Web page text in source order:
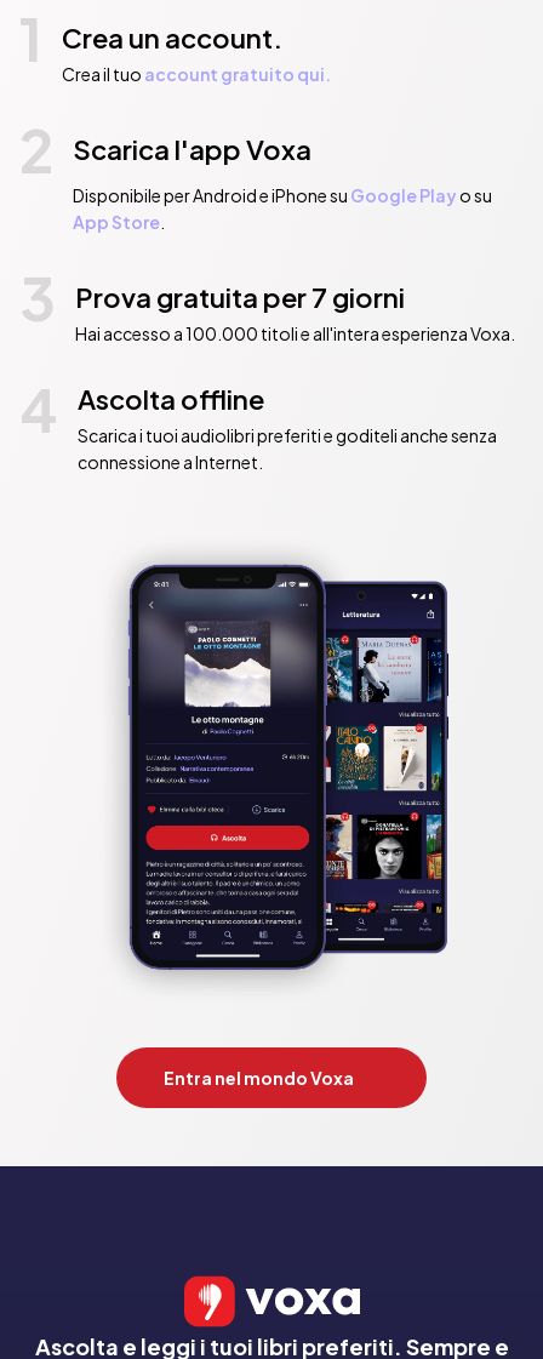
1 Crea un account.
Crea il tuo account gratuito qui.
2 Scarica l'app Voxa
Disponibile per Android e iPhone su Google Playo su
App Store.
3 Prova gratuita per 7 giorni
Hai accesso a 100.000 titoli e all'intera esperienza Voxa.
4 Ascolta offline
Scarica i tuoi audiolibri preferiti e goditeli anche senza
connessione a Internet.
Entra nel mondo Voxa
Ascolta e leggi i tuoi libri preferiti. Sempre e